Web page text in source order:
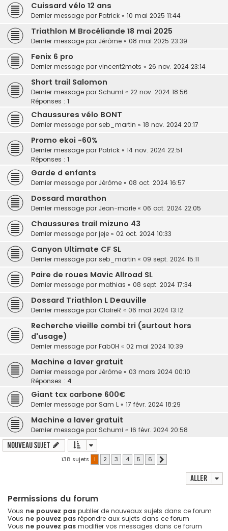
Cuissard vélo 12 ans
Dernier message par Patrick « 10 mai 2025 11:44
Triathlon M Brocéliande 18 mai 2025
Dernier message par Jérôme « 08 mai 2025 23:39
Fenix 6 pro
Dernier message par vincent2mots « 26 nov. 2024 23:14
Short trail Salomon
Dernier message par Schumi « 22 nov. 2024 18:56
Réponses : 1
Chaussures vélo BONT
Dernier message par seb_martin « 18 nov. 2024 20:17
Promo ekoi -60%
Dernier message par Patrick « 14 nov. 2024 22:51
Réponses : 1
Garde d enfants
Dernier message par Jérôme « 08 oct. 2024 16:57
Dossard marathon
Dernier message par Jean-marie « 06 oct. 2024 22:05
Chaussures trail mizuno 43
Dernier message par jeje « 02 oct. 2024 10:33
Canyon Ultimate CF SL
Dernier message par seb_martin « 09 sept. 2024 15:11
Paire de roues Mavic Allroad SL
Dernier message par mathias « 08 sept. 2024 17:34
Dossard Triathlon L Deauville
Dernier message par ClaireR « 06 mai 2024 13:12
Recherche vieille combi tri (surtout hors
d'usage)
Dernier message par FabOH « 02 mai 2024 10:39
Machine a laver gratuit
Dernier message par Jérôme « 03 mars 2024 00:10
Réponses : 4
Giant tcx carbone 600€
Dernier message par Sam L « 17 févr. 2024 18:29
Machine a laver gratuit
Dernier message par Schumi « 16 févr. 2024 20:58
Nouveau sujet
138 sujets 1 2 3 4 5 6
Aller
Permissions du forum
Vous ne pouvez pas publier de nouveaux sujets dans ce forum
Vous ne pouvez pas répondre aux sujets dans ce forum
Vous ne pouvez pas modifier vos messages dans ce forum